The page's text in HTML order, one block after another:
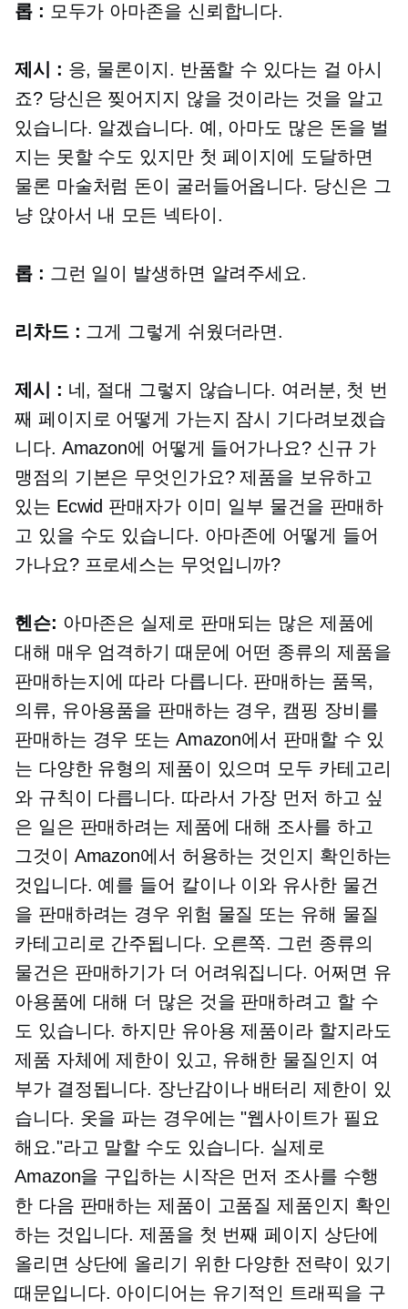
롭 : 모두가 아마존을 신뢰합니다.
제시 : 응, 물론이지. 반품할 수 있다는 걸 아시
죠? 당신은 찢어지지 않을 것이라는 것을 알고
있습니다. 알겠습니다. 예, 아마도 많은 돈을 벌
지는 못할 수도 있지만 첫 페이지에 도달하면
물론 마술처럼 돈이 굴러들어옵니다. 당신은 그
냥 앉아서 내 모든 넥타이.
롭 : 그런 일이 발생하면 알려주세요.
리차드 : 그게 그렇게 쉬웠더라면.
제시 : 네, 절대 그렇지 않습니다. 여러분, 첫 번
째 페이지로 어떻게 가는지 잠시 기다려보겠습
니다. Amazon에 어떻게 들어가나요? 신규 가
맹점의 기본은 무엇인가요? 제품을 보유하고
있는 Ecwid 판매자가 이미 일부 물건을 판매하
고 있을 수도 있습니다. 아마존에 어떻게 들어
가나요? 프로세스는 무엇입니까?
헨슨: 아마존은 실제로 판매되는 많은 제품에
대해 매우 엄격하기 때문에 어떤 종류의 제품을
판매하는지에 따라 다릅니다. 판매하는 품목,
의류, 유아용품을 판매하는 경우, 캠핑 장비를
판매하는 경우 또는 Amazon에서 판매할 수 있
는 다양한 유형의 제품이 있으며 모두 카테고리
와 규칙이 다릅니다. 따라서 가장 먼저 하고 싶
은 일은 판매하려는 제품에 대해 조사를 하고
그것이 Amazon에서 허용하는 것인지 확인하는
것입니다. 예를 들어 칼이나 이와 유사한 물건
을 판매하려는 경우 위험 물질 또는 유해 물질
카테고리로 간주됩니다. 오른쪽. 그런 종류의
물건은 판매하기가 더 어려워집니다. 어쩌면 유
아용품에 대해 더 많은 것을 판매하려고 할 수
도 있습니다. 하지만 유아용 제품이라 할지라도
제품 자체에 제한이 있고, 유해한 물질인지 여
부가 결정됩니다. 장난감이나 배터리 제한이 있
습니다. 옷을 파는 경우에는 "웹사이트가 필요
해요."라고 말할 수도 있습니다. 실제로
Amazon을 구입하는 시작은 먼저 조사를 수행
한 다음 판매하는 제품이 고품질 제품인지 확인
하는 것입니다. 제품을 첫 번째 페이지 상단에
올리면 상단에 올리기 위한 다양한 전략이 있기
때문입니다. 아이디어는 유기적인 트래픽을 구